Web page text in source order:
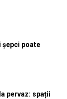
șepci poate
pervaz: spații